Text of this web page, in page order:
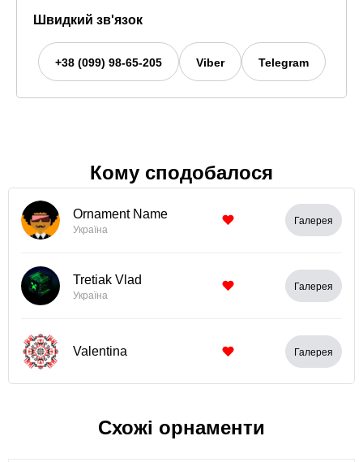
Швидкий зв'язок
+38 (099) 98-65-205 Viber Telegram
Кому сподобалося
Ornament Name
Україна
Галерея
Tretiak Vlad
Україна
Галерея
Valentina Галерея
Схожі орнаменти